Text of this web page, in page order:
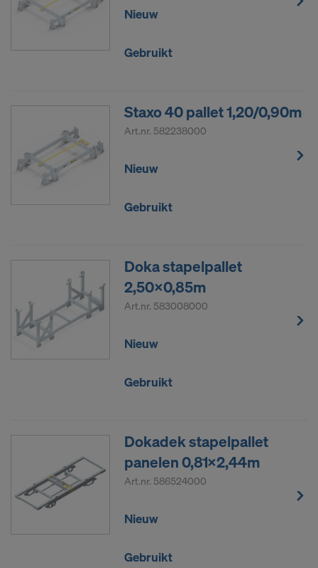
Nieuw
Gebruikt
Staxo 40 pallet 1,20/0,90m
Art.nr. 582238000
Nieuw
Gebruikt
Doka stapelpallet
2,50x0,85m
Art.nr. 583008000
Nieuw
Gebruikt
Dokadek stapelpallet
panelen 0,81x2,44m
Art.nr. 586524000
Nieuw
Gebruikt